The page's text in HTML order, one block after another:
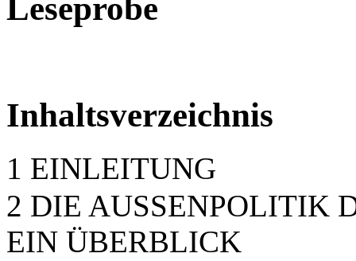
Leseprobe
Inhaltsverzeichnis
1 EINLEITUNG
2 DIE AUSSENPOLITIK
EIN ÜBERBLICK